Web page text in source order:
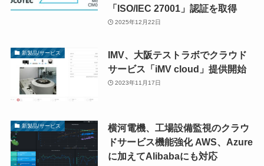
「ISO/IEC 27001」認証を取得
2025年12月22日
新製品/サービス
IMV、大阪テストラボでクラウド
サービス「iMV cloud」提供開始
2023年11月17日
新製品/サービス
横河電機、工場設備監視のクラウ
ドサービス機能強化 AWS、Azure
に加えてAlibabaにも対応